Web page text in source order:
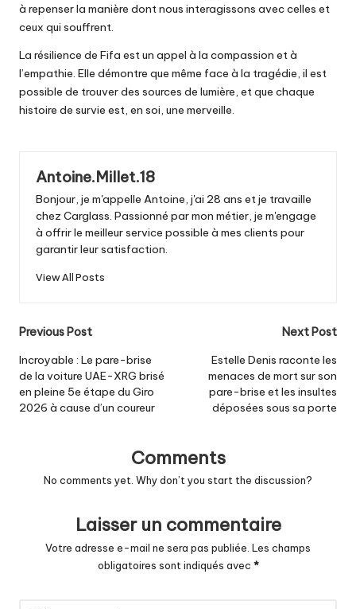
à repenser la manière dont nous interagissons avec celles et
ceux qui souffrent.
La résilience de Fifa est un appel à la compassion et à
l’empathie. Elle démontre que même face à la tragédie, il est
possible de trouver des sources de lumière, et que chaque
histoire de survie est, en soi, une merveille.
Antoine.Millet.18
Bonjour, je m'appelle Antoine, j'ai 28 ans et je travaille
chez Carglass. Passionné par mon métier, je m'engage
à offrir le meilleur service possible à mes clients pour
garantir leur satisfaction.
View All Posts
Post
navigation
Previous Post
Incroyable : Le pare-brise
de la voiture UAE-XRG brisé
en pleine 5e étape du Giro
2026 à cause d’un coureur
Next Post
Estelle Denis raconte les
menaces de mort sur son
pare-brise et les insultes
déposées sous sa porte
Comments
No comments yet. Why don’t you start the discussion?
Laisser un commentaire
Votre adresse e-mail ne sera pas publiée. Les champs
obligatoires sont indiqués avec *